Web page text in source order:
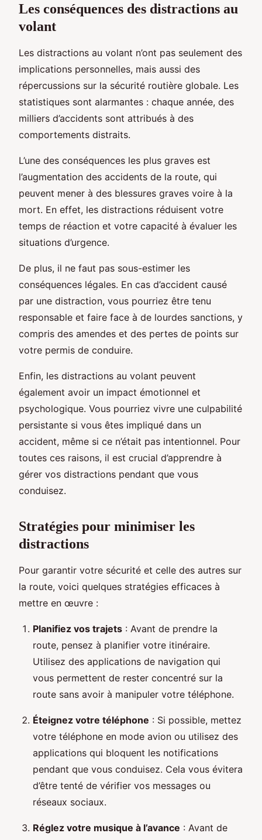
Les conséquences des distractions au
volant
Les distractions au volant n’ont pas seulement des
implications personnelles, mais aussi des
répercussions sur la sécurité routière globale. Les
statistiques sont alarmantes : chaque année, des
milliers d’accidents sont attribués à des
comportements distraits.
L’une des conséquences les plus graves est
l’augmentation des accidents de la route, qui
peuvent mener à des blessures graves voire à la
mort. En effet, les distractions réduisent votre
temps de réaction et votre capacité à évaluer les
situations d’urgence.
De plus, il ne faut pas sous-estimer les
conséquences légales. En cas d’accident causé
par une distraction, vous pourriez être tenu
responsable et faire face à de lourdes sanctions, y
compris des amendes et des pertes de points sur
votre permis de conduire.
Enfin, les distractions au volant peuvent
également avoir un impact émotionnel et
psychologique. Vous pourriez vivre une culpabilité
persistante si vous êtes impliqué dans un
accident, même si ce n’était pas intentionnel. Pour
toutes ces raisons, il est crucial d’apprendre à
gérer vos distractions pendant que vous
conduisez.
Stratégies pour minimiser les
distractions
Pour garantir votre sécurité et celle des autres sur
la route, voici quelques stratégies efficaces à
mettre en œuvre :
Planifiez vos trajets : Avant de prendre la
route, pensez à planifier votre itinéraire.
Utilisez des applications de navigation qui
vous permettent de rester concentré sur la
route sans avoir à manipuler votre téléphone.
Éteignez votre téléphone : Si possible, mettez
votre téléphone en mode avion ou utilisez des
applications qui bloquent les notifications
pendant que vous conduisez. Cela vous évitera
d’être tenté de vérifier vos messages ou
réseaux sociaux.
Réglez votre musique à l’avance : Avant de